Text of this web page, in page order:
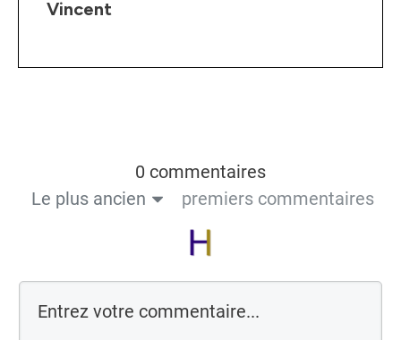
Vincent
0 commentaires
Le plus ancien
premiers commentaires